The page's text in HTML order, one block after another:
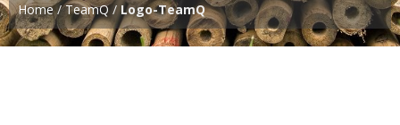
Home/TeamQ/Logo-TeamQ